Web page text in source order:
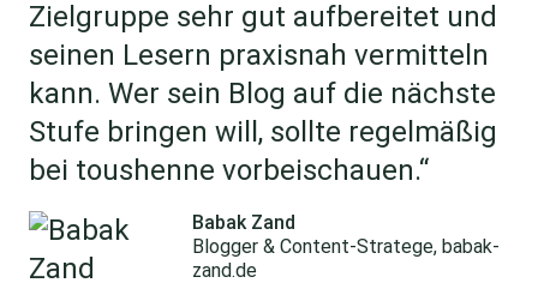
Zielgruppe sehr gut aufbereitet und
seinen Lesern praxisnah vermitteln
kann. Wer sein Blog auf die nächste
Stufe bringen will, sollte regelmäßig
bei toushenne vorbeischauen.“
Babak Zand
Blogger & Content-Stratege, babak-
zand.de